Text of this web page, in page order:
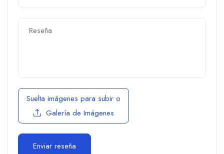
Suelta imágenes para subir o
Galería de Imágenes